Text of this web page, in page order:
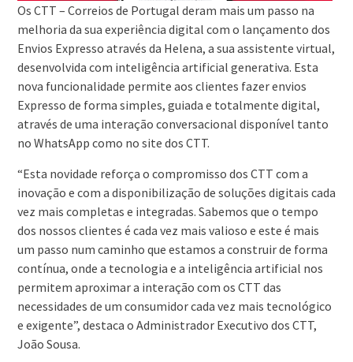
Os CTT – Correios de Portugal deram mais um passo na
melhoria da sua experiência digital com o lançamento dos
Envios Expresso através da Helena, a sua assistente virtual,
desenvolvida com inteligência artificial generativa. Esta
nova funcionalidade permite aos clientes fazer envios
Expresso de forma simples, guiada e totalmente digital,
através de uma interação conversacional disponível tanto
no WhatsApp como no site dos CTT.
“Esta novidade reforça o compromisso dos CTT com a
inovação e com a disponibilização de soluções digitais cada
vez mais completas e integradas. Sabemos que o tempo
dos nossos clientes é cada vez mais valioso e este é mais
um passo num caminho que estamos a construir de forma
contínua, onde a tecnologia e a inteligência artificial nos
permitem aproximar a interação com os CTT das
necessidades de um consumidor cada vez mais tecnológico
e exigente”, destaca o Administrador Executivo dos CTT,
João Sousa.